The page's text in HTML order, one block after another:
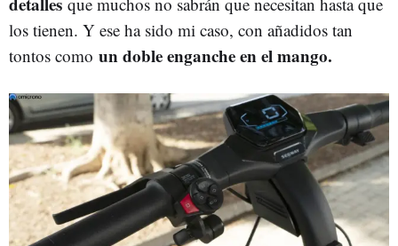
los tienen. Y ese ha sido mi caso, con añadidos tan
tontos como un doble enganche en el mango.